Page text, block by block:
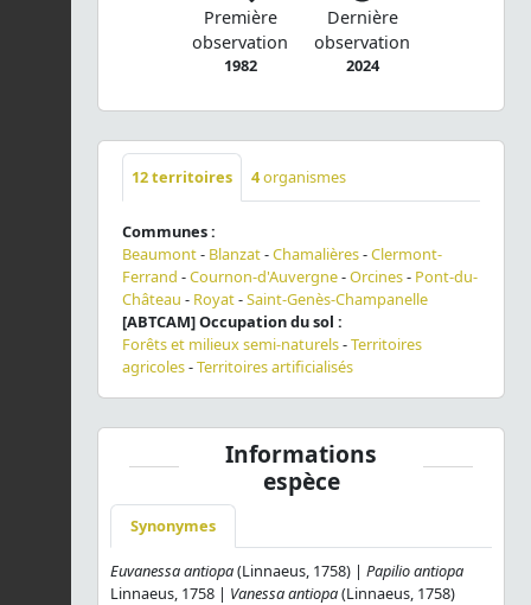
Première
observation
1982
Dernière
observation
2024
12territoires 4organismes
Communes :
Beaumont- Blanzat-Chamalières-Clermont-
Ferrand -Cournon-d'Auvergne-Orcines- Pont-du-
Château - Royat-Saint-Genès-Champanelle
[ABTCAM] Occupation du sol :
Forêts et milieux semi-naturels-Territoires
agricoles-Territoires artificialisés
Informations
espèce
Synonymes
Euvanessa antiopa(Linnaeus, 1758) | Papilio antiopa
Linnaeus, 1758 | Vanessa antiopa(Linnaeus, 1758)